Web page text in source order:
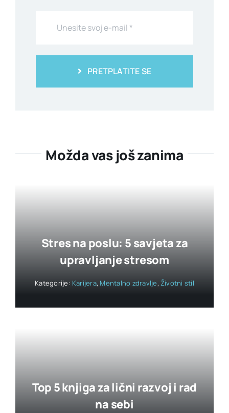
PRETPLATITE SE
Možda vas još zanima
Stres na poslu: 5 savjeta za
upravljanje stresom
Kategorije: Karijera, Mentalno zdravlje, Životni stil
Top 5 knjiga za lični razvoj i rad
na sebi